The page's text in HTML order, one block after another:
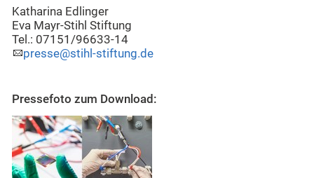
Katharina Edlinger
Eva Mayr-Stihl Stiftung
Tel.: 07151/96633-14
presse@stihl-stiftung.de
Pressefoto zum Download: